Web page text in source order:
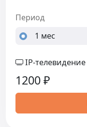
Период
1 мес
IP-телевидение
1200₽